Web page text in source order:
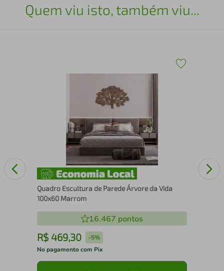
Quem viu isto, também viu...
Quadro Escultura de Parede Árvore da Vida
100x60 Marrom
16.467 pontos
R$ 469,30 -5%
No pagamento com Pix